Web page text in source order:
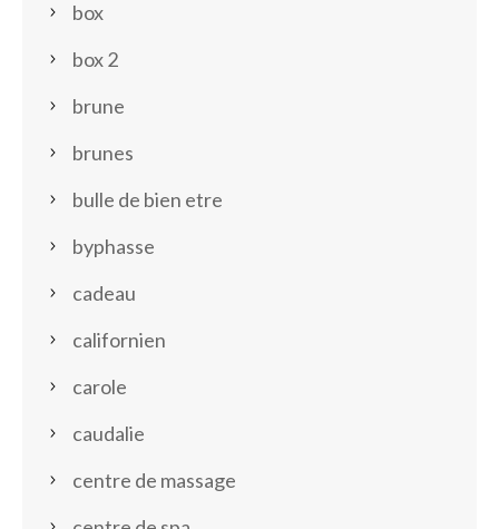
box
box 2
brune
brunes
bulle de bien etre
byphasse
cadeau
californien
carole
caudalie
centre de massage